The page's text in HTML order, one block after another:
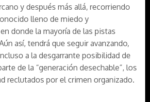
y después más allá, recorriendo
lleno de miedo y
donde la mayoría de las pistas
así, tendrá que seguir avanzando,
a la desgarrante posibilidad de
de la “generación desechable”, los
reclutados por el crimen organizado.